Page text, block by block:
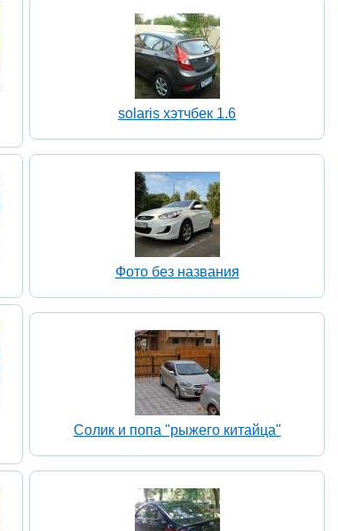
solaris хэтчбек 1.6
Фото без названия
Солик и попа "рыжего китайца"